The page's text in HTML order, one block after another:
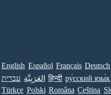
English Español Français Deutsch
עברית العَرَبِيَّة हिन्दी ру́сский язы́к
Türkçe Polski Româna Ceština